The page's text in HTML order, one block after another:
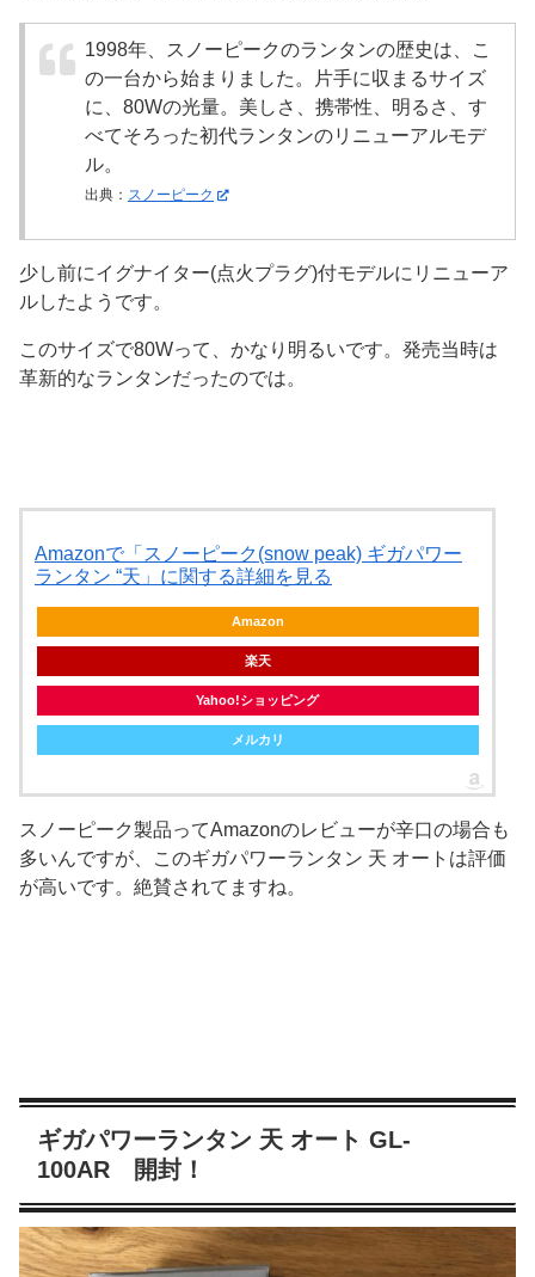
1998年、スノーピークのランタンの歴史は、こ
の一台から始まりました。片手に収まるサイズ
に、80Wの光量。美しさ、携帯性、明るさ、す
べてそろった初代ランタンのリニューアルモデ
ル。
出典： スノーピーク
少し前にイグナイター(点火プラグ)付モデルにリニューア
ルしたようです。
このサイズで80Wって、かなり明るいです。発売当時は
革新的なランタンだったのでは。
Amazonで「スノーピーク(snow peak) ギガパワー
ランタン “天」に関する詳細を見る
Amazon
楽天
Yahoo!ショッピング
メルカリ
スノーピーク製品ってAmazonのレビューが辛口の場合も
多いんですが、このギガパワーランタン 天 オートは評価
が高いです。絶賛されてますね。
ギガパワーランタン 天 オート GL-
100AR 開封！